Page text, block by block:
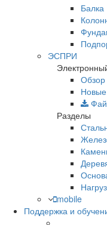
Балка
ЭСПРИ
Обзор
Разделы
mobile
Поддержка и